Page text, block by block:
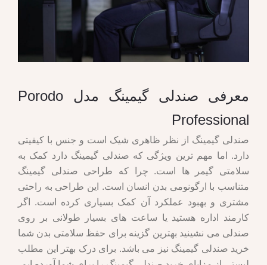
معرفی صندلی گیمینگ مدل Porodo
Professional
صندلی گیمینگ از نظر ظاهری شیک است و جنس با کیفیتی
دارد. اما مهم ترین ویژگی که صندلی گیمینگ دارد کمک به
سلامتی گیمر ها است. چرا که طراحی صندلی گیمینگ
متناسب با ارگونومی بدن انسان است. این طراحی به راحتی
مشتری و بهبود عملکرد آن کمک بسیاری کرده است. اگر
کارمند اداره هستید یا ساعت های بسیار طولانی بر روی
صندلی می نشینید بهترین گزینه برای حفظ سلامتی بدن شما
خرید صندلی گیمینگ نیز می باشد. برای درک بهتر این مطلب